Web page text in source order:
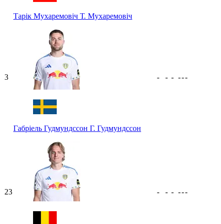
Тарік Мухаремовіч Т. Мухаремовіч
3
Габріель Гудмундссон Г. Гудмундссон
- - - ---
23 - - - ---